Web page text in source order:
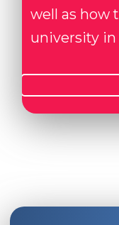
well as how
university in